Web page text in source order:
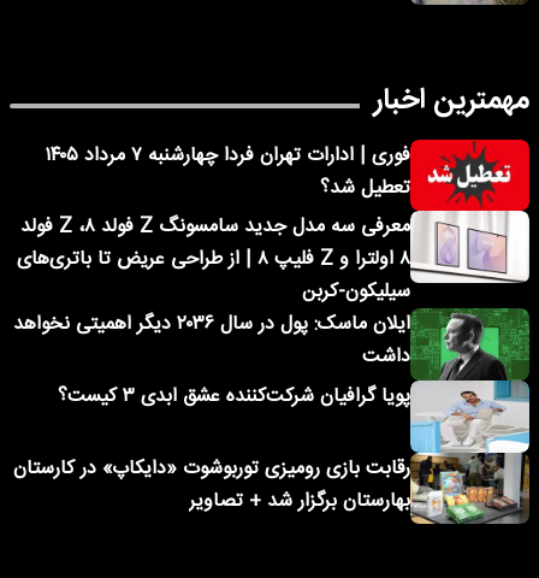
مهمترین اخبار
فوری | ادارات تهران فردا چهارشنبه ۷ مرداد ۱۴۰۵
تعطیل شد؟
معرفی سه مدل جدید سامسونگ Z فولد ۸، Z فولد
۸ اولترا و Z فلیپ ۸ | از طراحی عریض تا باتری‌های
سیلیکون-کربن
ایلان ماسک: پول در سال ۲۰۳۶ دیگر اهمیتی نخواهد
داشت
پویا گرافیان شرکت‌کننده عشق ابدی ۳ کیست؟
رقابت بازی رومیزی توربوشوت «دایکاپ» در کارستان
بهارستان برگزار شد + تصاویر